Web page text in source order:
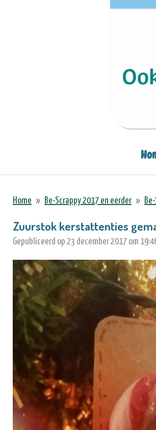
Home » Be-Scrappy 2017 en eerder »
Zuurstok kerstattenties
Gepubliceerd op 23 december 2017 om